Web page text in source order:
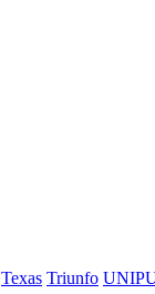
Texas Triunfo